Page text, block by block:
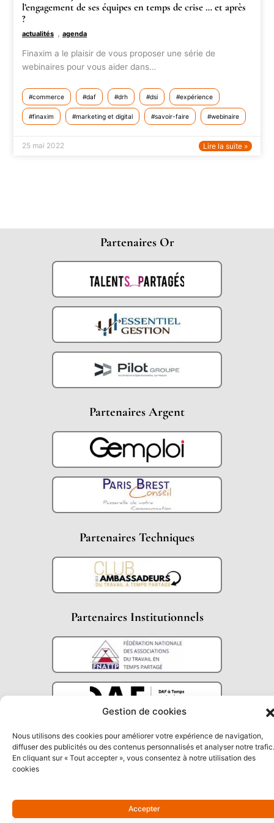
Gestion de cookies
Nous utilisons des cookies pour améliorer votre expérience de navigation,
diffuser des publicités ou des contenus personnalisés et analyser notre trafic.
En cliquant sur « Tout accepter », vous consentez à notre utilisation des
cookies
Accepter
l’engagement de ses équipes en temps de crise … et après
?
actualités ,agenda
Finaxim a le plaisir de vous proposer une série de
webinaires pour vous aider dans…
commerce daf drh dsi expérience
finaxim marketing et digital savoir-faire webinaire
25 mai 2022 Lire la suite »
Partenaires Or
Partenaires Argent
Partenaires Techniques
Partenaires Institutionnels